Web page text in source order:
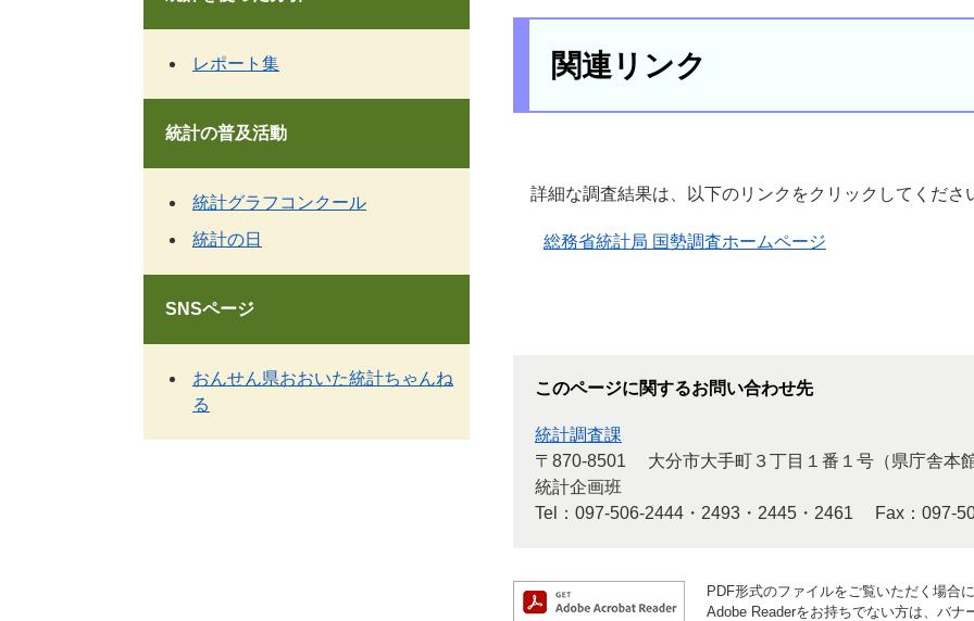
関連リンク
詳細な調査結果は、以下のリンクをクリックしてくださ
総務省統計局 国勢調査ホームページ
このページに関するお問い合わせ先
統計調査課
〒870-8501
大分市大手町３丁目１番１号（県庁舎本
統計企画班
Tel：097-506-2444・2493・2445・2461
Fax：097-
PDF形式のファイルをご覧いただく場合
Adobe Readerをお持ちでない方は、バ
レポート集
統計の普及活動
統計グラフコンクール
統計の日
SNSページ
おんせん県おおいた統計ちゃんね
る